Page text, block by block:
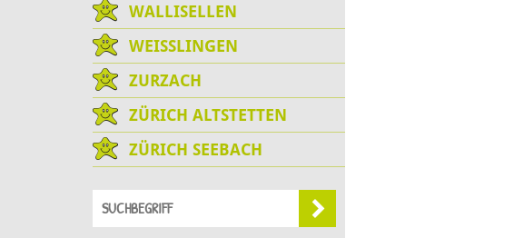
WALLISELLEN
WEISSLINGEN
ZURZACH
ZÜRICH ALTSTETTEN
ZÜRICH SEEBACH